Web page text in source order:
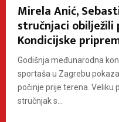
Mirela Anić,
stručnjaci
Kondicijske
Godišnja međunarodna
sportaša u Zagrebu
počinje prije terena. Veliku
stručnjak s...